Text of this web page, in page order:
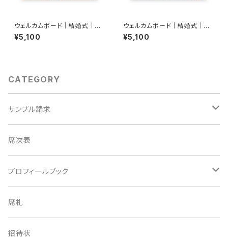
ウェルカムボード｜結婚式｜W
B12
¥5,100
ウェルカムボード｜結婚式｜W
B11
¥5,100
CATEGORY
サンプル請求
席次表
プロフィールブック
長方形タイプ
正方形タイプ
席札
招待状
席次表
プロフィールブック
長方形タイプ
8ページ
正方形タイプ
席札
招待状